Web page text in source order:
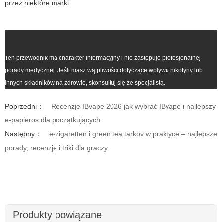
przez niektóre marki.
Ten przewodnik ma charakter informacyjny i nie zastępuje profesjonalnej
porady medycznej. Jeśli masz wątpliwości dotyczące wpływu nikotyny lub
innych składników na zdrowie, skonsultuj się ze specjalistą.
Poprzedni：
Recenzje IBvape 2026 jak wybrać IBvape i najlepszy
e-papieros dla początkujących
Następny：
e-zigaretten i green tea tarkov w praktyce – najlepsze
porady, recenzje i triki dla graczy
Produkty powiązane